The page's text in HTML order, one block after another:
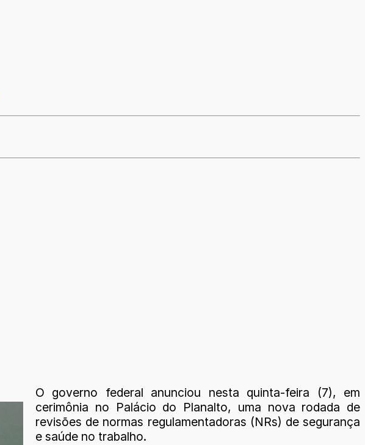
O governo federal anunciou nesta quinta-feira (7), em
cerimônia no Palácio do Planalto, uma nova rodada de
revisões de normas regulamentadoras (NRs) de segurança
e saúde no trabalho.